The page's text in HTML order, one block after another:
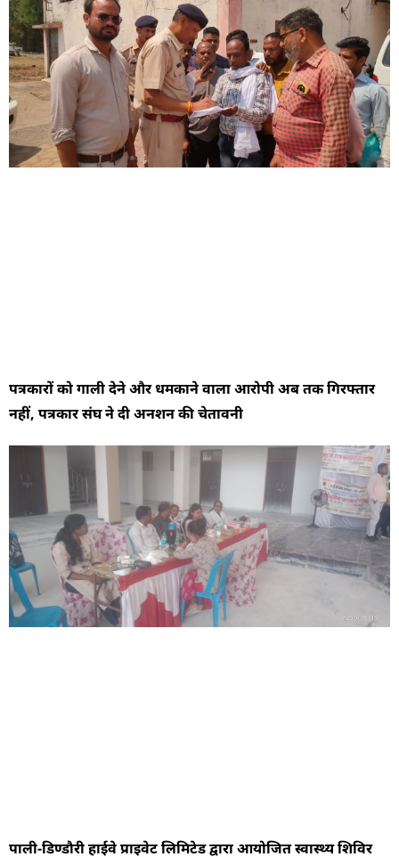
पत्रकारों को गाली देने और धमकाने वाला आरोपी अब तक गिरफ्तार
नहीं, पत्रकार संघ ने दी अनशन की चेतावनी
पाली-डिण्डौरी हाईवे प्राइवेट लिमिटेड द्वारा आयोजित स्वास्थ्य शिविर